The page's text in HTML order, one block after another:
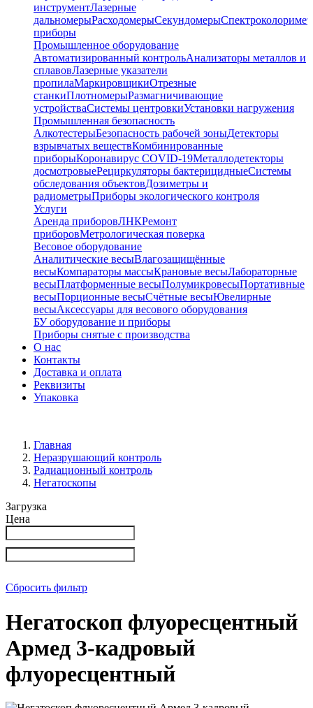
инструментЛазерные
дальномерыРасходомерыСекундомеры
приборы
Промышленное оборудование
Автоматизированный контрольАнализаторы металлов и
сплавовЛазерные указатели
пропилаМаркировщикиОтрезные
станкиПлотномерыРазмагничивающие
устройстваСистемы центровкиУстановки нагружения
Промышленная безопасность
АлкотестерыБезопасность рабочей зоныДетекторы
взрывчатых веществКомбинированные
приборыКоронавирус COVID-19Металлодетекторы
досмотровыеРециркуляторы бактерицидныеСистемы
обследования объектовДозиметры и
радиометрыПриборы экологического контроля
Услуги
Аренда приборовЛНКРемонт
приборовМетрологическая поверка
Весовое оборудование
Аналитические весыВлагозащищённые
весыКомпараторы массыКрановые весыЛабораторные
весыПлатформенные весыПолумикровесыПортативные
весыПорционные весыСчётные весыЮвелирные
весыАксессуары для весового оборудования
БУ оборудование и приборы
Приборы снятые с производства
О нас
Контакты
Доставка и оплата
Реквизиты
Упаковка
Главная
Неразрушающий контроль
Радиационный контроль
Негатоскопы
Загрузка
Цена
Сбросить фильтр
Негатоскоп флуоресцентный
Армед 3-кадровый
флуоресцентный